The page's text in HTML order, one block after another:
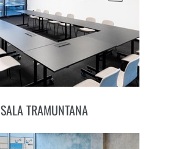
SALA TRAMUNTANA